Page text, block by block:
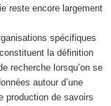
reste encore largement
spécifiques
la définition
recherche lorsqu’on se
autour d’une
production de savoirs